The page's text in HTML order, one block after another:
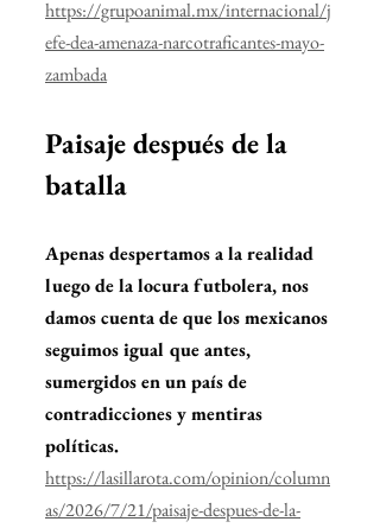
https://grupoanimal.mx/internacional/j
efe-dea-amenaza-narcotraficantes-mayo-
zambada
Paisaje después de la
batalla
Apenas despertamos a la realidad
luego de la locura futbolera, nos
damos cuenta de que los mexicanos
seguimos igual que antes,
sumergidos en un país de
contradicciones y mentiras
políticas.
https://lasillarota.com/opinion/column
as/2026/7/21/paisaje-despues-de-la-